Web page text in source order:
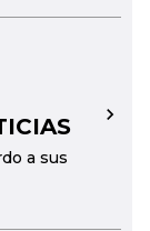
a sus
→